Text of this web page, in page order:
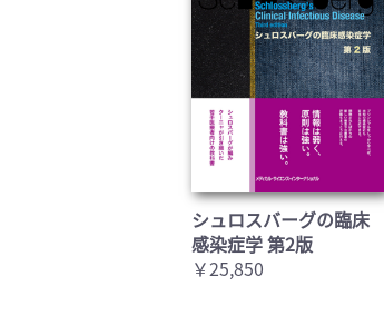
シュロスバーグの臨床
感染症学 第2版
￥25,850